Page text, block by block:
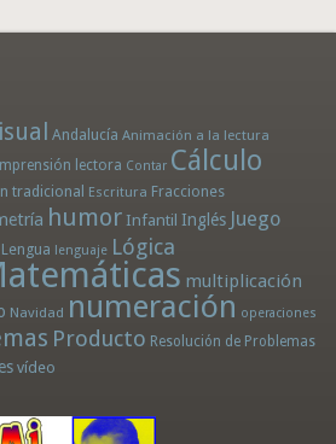
Andalucía Animación a la lectura
lectora Contar Cálculo
tradicional Escritura Fracciones
humor Infantil Inglés Juego
Lengua lenguaje Lógica
multiplicación
Navidad numeración operaciones
Producto Resolución de Problemas
vídeo